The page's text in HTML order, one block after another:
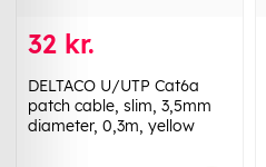
32 kr.
DELTACO U/UTP Cat6a
patch cable, slim, 3,5mm
diameter, 0,3m, yellow